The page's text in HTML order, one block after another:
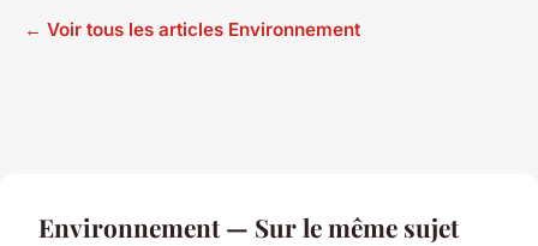
← Voir tous les articles Environnement
Environnement — Sur le même sujet